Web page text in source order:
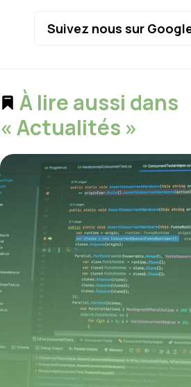
Suivez nous sur
À lire aussi dans
« Actualités »